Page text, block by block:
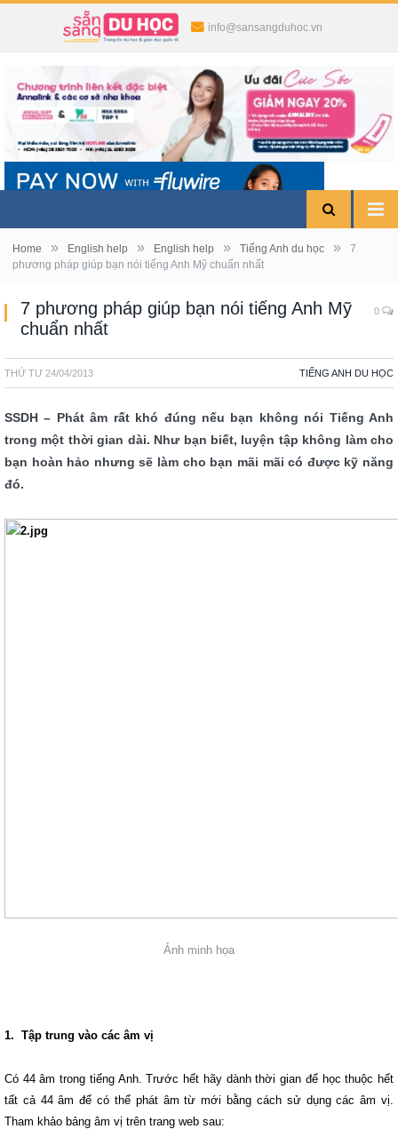
info@sansangduhoc.vn
Home » English help » English help » Tiếng Anh du học »
7
phương pháp giúp bạn nói tiếng Anh Mỹ chuẩn nhất
7 phương pháp giúp bạn nói tiếng Anh Mỹ
chuẩn nhất
0
THỨ TƯ 24/04/2013 TIẾNG ANH DU HỌC
SSDH – Phát âm rất khó đúng nếu bạn không nói Tiếng Anh
trong một thời gian dài. Như bạn biết, luyện tập không làm cho
bạn hoàn hảo nhưng sẽ làm cho bạn mãi mãi có được kỹ năng
đó.
Ảnh minh họa
1. Tập trung vào các âm vị
Có 44 âm trong tiếng Anh. Trước hết hãy dành thời gian để học thuộc hết
tất cả 44 âm để có thể phát âm từ mới bằng cách sử dụng các âm vị.
Tham khảo bảng âm vị trên trang web sau: